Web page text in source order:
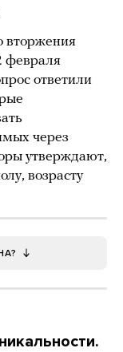
вторжения
февраля
ответили
через
утверждают,
возрасту